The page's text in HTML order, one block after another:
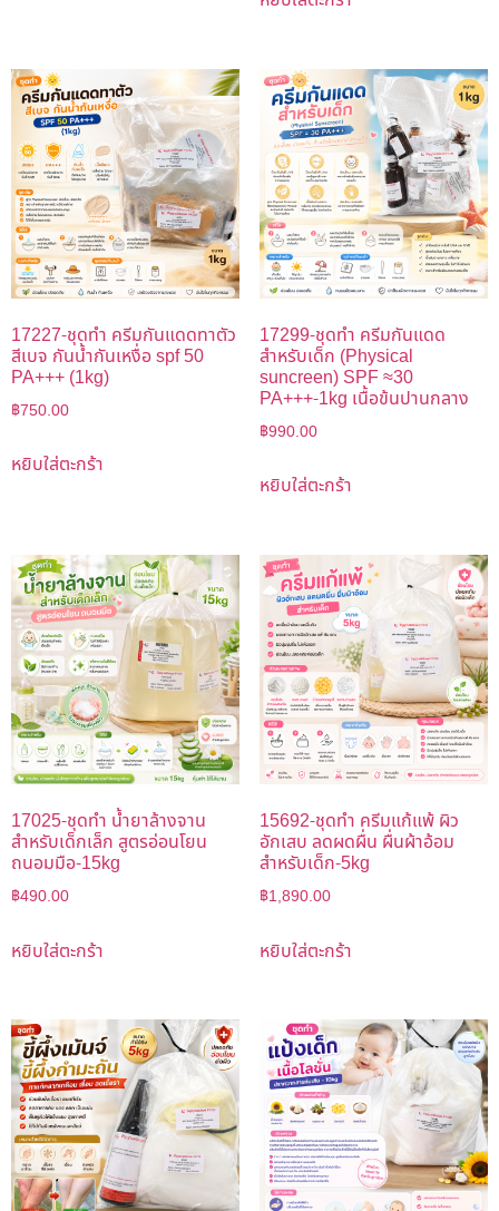
17227-ชุดทำ ครีมกันแดดทาตัว
สีเบจ กันน้ำกันเหงื่อ spf 50
PA+++ (1kg)
฿750.00
หยิบใส่ตะกร้า
17299-ชุดทำ ครีมกันแดด
สำหรับเด็ก (Physical
suncreen) SPF ≈30
PA+++-1kg เนื้อข้นปานกลาง
฿990.00
หยิบใส่ตะกร้า
17025-ชุดทำ น้ำยาล้างจาน
สำหรับเด็กเล็ก สูตรอ่อนโยน
ถนอมมือ-15kg
฿490.00
หยิบใส่ตะกร้า
15692-ชุดทำ ครีมแก้แพ้ ผิว
อักเสบ ลดผดผื่น ผื่นผ้าอ้อม
สำหรับเด็ก-5kg
฿1,890.00
หยิบใส่ตะกร้า